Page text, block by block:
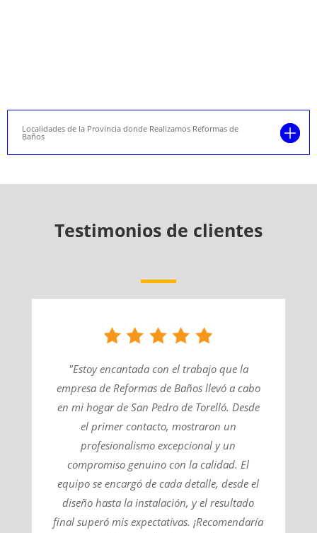
Localidades de la Provincia donde Realizamos Reformas de
Baños
Testimonios de clientes
"Estoy encantada con el trabajo que la
empresa de Reformas de Baños llevó a cabo
en mi hogar de San Pedro de Torelló. Desde
el primer contacto, mostraron un
profesionalismo excepcional y un
compromiso genuino con la calidad. El
equipo se encargó de cada detalle, desde el
diseño hasta la instalación, y el resultado
final superó mis expectativas. ¡Recomendaría